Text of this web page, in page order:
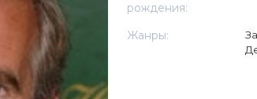
рождения:
Жанры: